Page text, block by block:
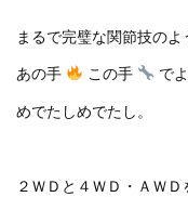
まるで完璧な関節技のよ
あの手
この手
で
めでたしめでたし。
２ＷＤと４ＷＤ・ＡＷ